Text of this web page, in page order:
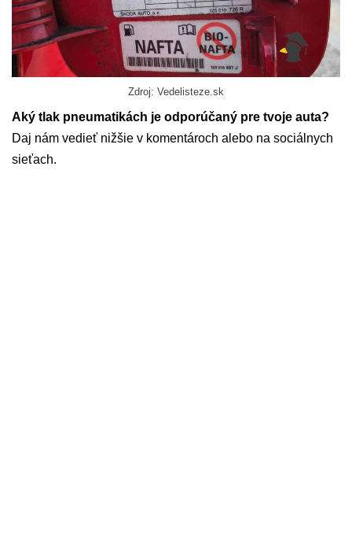
Zdroj: Vedelisteze.sk
Aký tlak pneumatikách je odporúčaný pre tvoje auta?
Daj nám vedieť nižšie v komentároch alebo na sociálnych
sieťach.